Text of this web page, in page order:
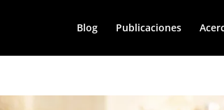
Blog Publicaciones